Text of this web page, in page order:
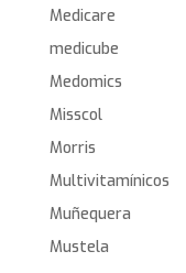
Medicare
medicube
Medomics
Misscol
Morris
Multivitamínicos
Muñequera
Mustela